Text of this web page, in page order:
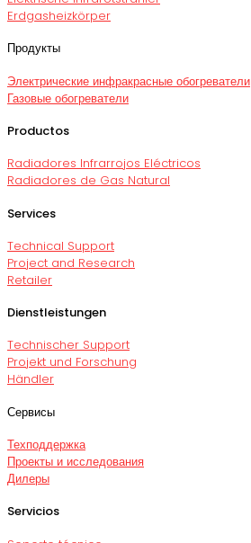
Erdgasheizkörper
Продукты
Электрические инфракрасные обогреватели
Газовые обогреватели
Productos
Radiadores Infrarrojos Eléctricos
Radiadores de Gas Natural
Services
Technical Support
Project and Research
Retailer
Dienstleistungen
Technischer Support
Projekt und Forschung
Händler
Сервисы
Техподдержка
Проекты и исследования
Дилеры
Servicios